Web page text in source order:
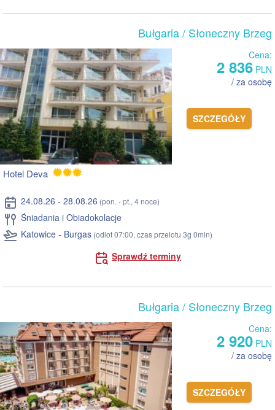
Bułgaria/ Słoneczny Brzeg
Cena:
2 836 PLN
/ za osobę
SZCZEGÓŁY
Hotel Deva
24.08.26 - 28.08.26 (pon. - pt., 4 noce)
Śniadania i Obiadokolacje
Katowice - Burgas (odlot 07:00, czas przelotu 3g 0min)
Sprawdź terminy
Bułgaria/ Słoneczny Brzeg
Cena:
2 920 PLN
/ za osobę
SZCZEGÓŁY